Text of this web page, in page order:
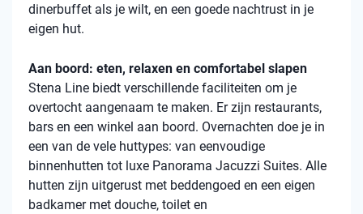
dinerbuffet als je wilt, en een goede nachtrust in je
eigen hut.
Aan boord: eten, relaxen en comfortabel slapen
Stena Line biedt verschillende faciliteiten om je
overtocht aangenaam te maken. Er zijn restaurants,
bars en een winkel aan boord. Overnachten doe je in
een van de vele huttypes: van eenvoudige
binnenhutten tot luxe Panorama Jacuzzi Suites. Alle
hutten zijn uitgerust met beddengoed en een eigen
badkamer met douche, toilet en